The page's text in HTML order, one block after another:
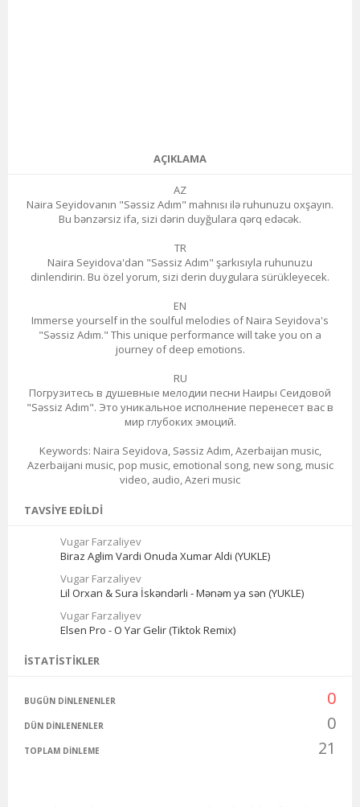
AÇIKLAMA
AZ
Naira Seyidovanın "Səssiz Adım" mahnısı ilə ruhunuzu oxşayın.
Bu bənzərsiz ifa, sizi dərin duyğulara qərq edəcək.
TR
Naira Seyidova'dan "Səssiz Adım" şarkısıyla ruhunuzu
dinlendirin. Bu özel yorum, sizi derin duygulara sürükleyecek.
EN
Immerse yourself in the soulful melodies of Naira Seyidova's
"Səssiz Adım." This unique performance will take you on a
journey of deep emotions.
RU
Погрузитесь в душевные мелодии песни Наиры Сеидовой
"Səssiz Adım". Это уникальное исполнение перенесет вас в
мир глубоких эмоций.
Keywords: Naira Seyidova, Səssiz Adım, Azerbaijan music,
Azerbaijani music, pop music, emotional song, new song, music
video, audio, Azeri music
TAVSIYE EDILDI
Vugar Farzaliyev
Biraz Aglim Vardi Onuda Xumar Aldi (YUKLE)
Vugar Farzaliyev
Lil Orxan & Sura İskəndərli - Mənəm ya sən (YUKLE)
Vugar Farzaliyev
Elsen Pro - O Yar Gelir (Tiktok Remix)
İSTATISTIKLER
BUGÜN DINLENENLER 0
DÜN DINLENENLER 0
TOPLAM DINLEME 21